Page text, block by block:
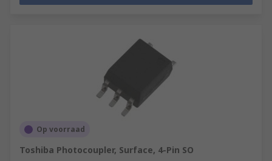
Op voorraad
Toshiba Photocoupler, Surface, 4-Pin SO